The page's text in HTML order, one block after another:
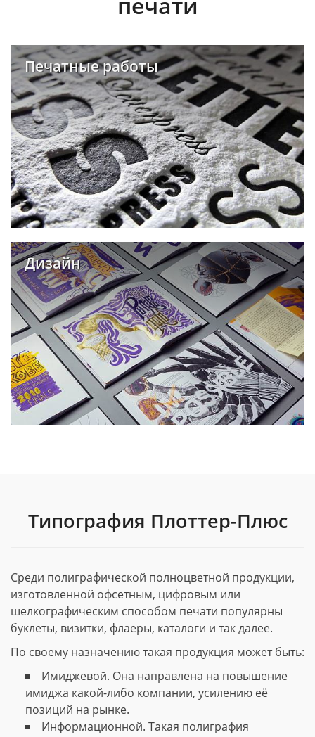
Печатные работы
Дизайн
Типография Плоттер-Плюс
Среди полиграфической полноцветной продукции,
изготовленной офсетным, цифровым или
шелкографическим способом печати популярны
буклеты, визитки, флаеры, каталоги и так далее.
По своему назначению такая продукция может быть:
Имиджевой. Она направлена на повышение
имиджа какой-либо компании, усилению её
позиций на рынке.
Информационной. Такая полиграфия